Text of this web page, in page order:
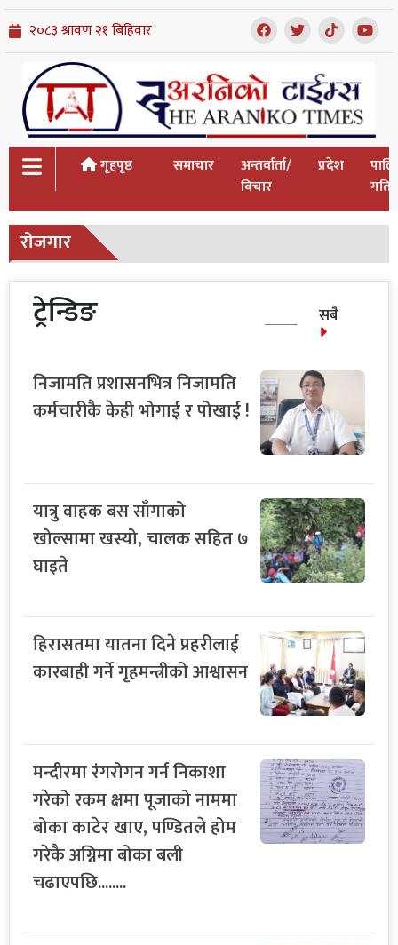
गृहपृष्ठ समाचार
अन्तर्वार्ता/
विचार
प्रदेश
रोजगार
ट्रेन्डिङ सबै
निजामति प्रशासनभित्र निजामति
कर्मचारीकै केही भोगाई र पोखाई !
यात्रु वाहक बस साँगाको
खोल्सामा खस्यो, चालक सहित ७
घाइते
हिरासतमा यातना दिने प्रहरीलाई
कारबाही गर्ने गृहमन्त्रीको आश्वासन
मन्दीरमा रंगरोगन गर्न निकाशा
गरेको रकम क्षमा पूजाको नाममा
बोका काटेर खाए, पण्डितले होम
गरेकै अग्निमा बोका बली
चढाएपछि........